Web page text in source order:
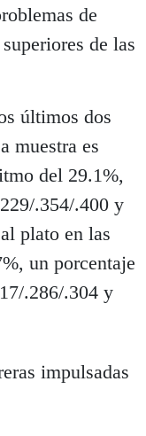
de
de las
últimos dos
muestra es
del 29.1%,
.354/.400 y
plato en las
un porcentaje
.286/.304 y
impulsadas